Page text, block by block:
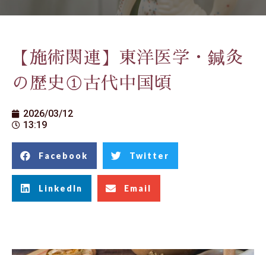
【施術関連】東洋医学・鍼灸
の歴史①古代中国頃
2026/03/12
13:19
Facebook Twitter
LinkedIn Email